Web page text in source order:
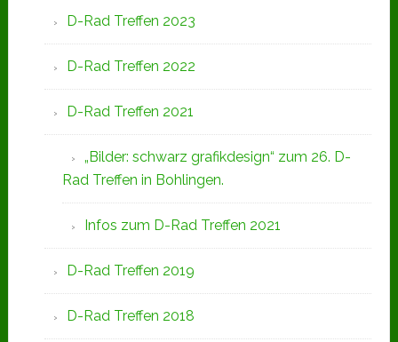
D-Rad Treffen 2023
D-Rad Treffen 2022
D-Rad Treffen 2021
„Bilder: schwarz grafikdesign“ zum 26. D-
Rad Treffen in Bohlingen.
Infos zum D-Rad Treffen 2021
D-Rad Treffen 2019
D-Rad Treffen 2018